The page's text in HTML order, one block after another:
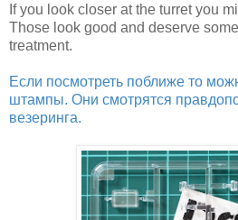
If you look closer at the turret you
Those look good and deserve
treatment.
Если посмотреть поближе то
штампы. Они смотрятся
везеринга.